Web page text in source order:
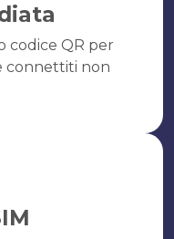
codice QR per
connettiti non